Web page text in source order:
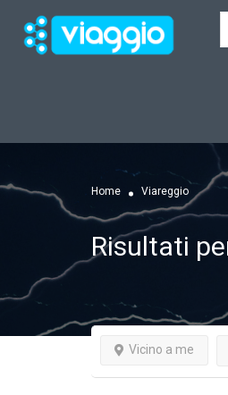
Home Viareggio
Risultati
Vicino a me